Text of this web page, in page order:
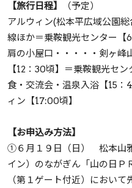
【旅行日程】
（予定）
アルウィン(松本平広域公園
線ほか＝乗鞍観光センター
肩の小屋口・・・・・剣ヶ峰
【12：30頃】＝乗鞍観光セ
食・交流会・温泉入浴【15
ィン【17:00頃】
【お申込み方法】
①６月１９日（日） 松本山
イン）のながぎん「山の日Ｐ
（第１ゲート付近）において